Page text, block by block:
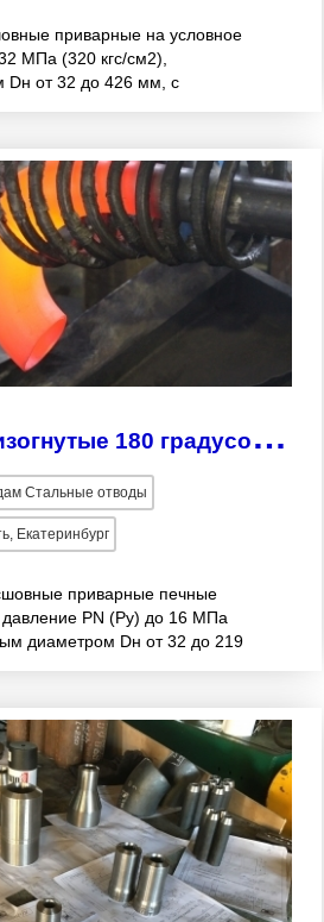
приварные на условное
МПа (320 кгс/см2),
от 32 до 426 мм, с
О
тводы крутоизогнутые 180 градусов от Дн32
Стальные отводы
Екатеринбург
приварные печные
давление PN (Py) до 16 МПа
диаметром Dн от 32 до 219